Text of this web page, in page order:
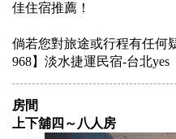
佳住宿推薦！
倘若您對旅途或行程有任何
968】淡水捷運民宿-台北yes
房間
上下舖四～八人房